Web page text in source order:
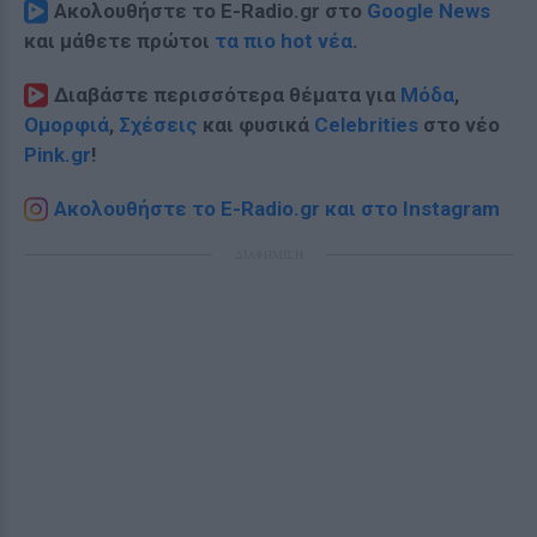
Ακολουθήστε το E-Radio.gr στο Google News
και μάθετε πρώτοι τα πιο hot νέα.
Διαβάστε περισσότερα θέματα για Μόδα,
Ομορφιά, Σχέσεις και φυσικά Celebrities στο νέο
Pink.gr!
Ακολουθήστε το E-Radio.gr και στο Instagram